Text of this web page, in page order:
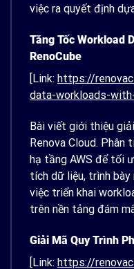
việc ra quyết định
Tăng Tốc Workload
RenoCube
[Link: https://
data-workloads-
Bài viết giới thiệu
Renova Cloud. Phân
hạ tầng AWS để tối
tích dữ liệu, trình
việc triển khai
trên nền tảng đám
Giải Mã Quy Trình
[Link: https://